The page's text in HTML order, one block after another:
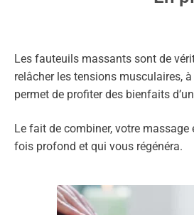
Les fauteuils massants sont de
relâcher les tensions musculaires,
permet de profiter des bienfaits
Le fait de combiner, votre
fois profond et qui vous régénéra.